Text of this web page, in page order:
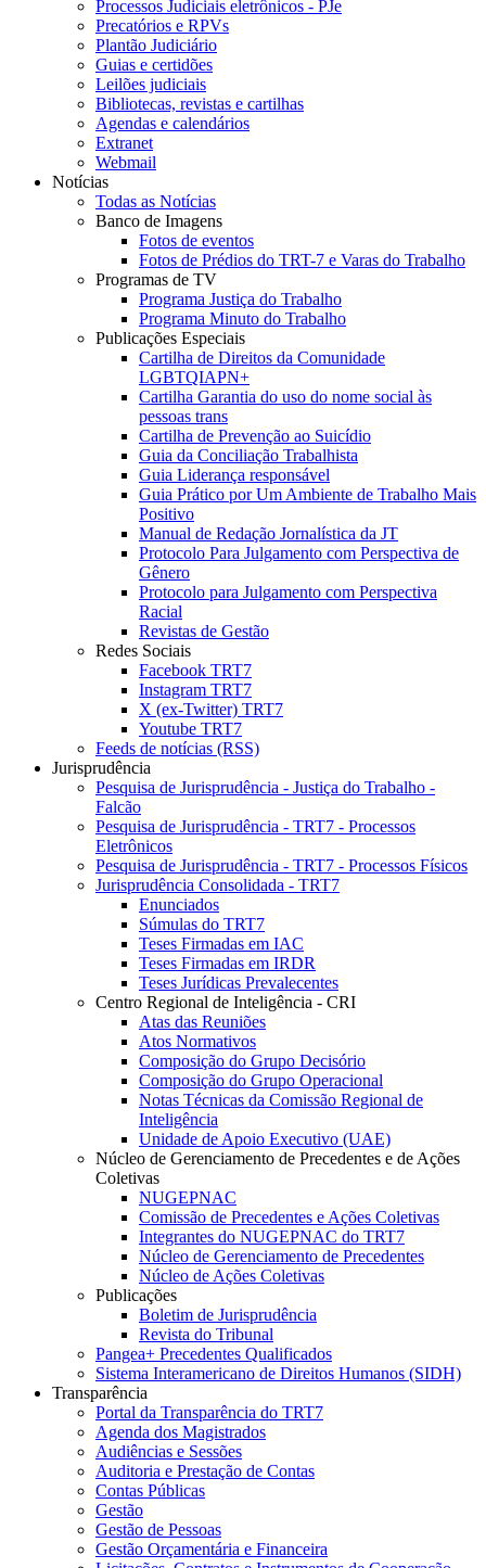
Processos Judiciais eletrônicos - PJe
Precatórios e RPVs
Plantão Judiciário
Guias e certidões
Leilões judiciais
Bibliotecas, revistas e cartilhas
Agendas e calendários
Extranet
Webmail
Notícias
Todas as Notícias
Banco de Imagens
Fotos de eventos
Fotos de Prédios do TRT-7 e Varas do Trabalho
Programas de TV
Programa Justiça do Trabalho
Programa Minuto do Trabalho
Publicações Especiais
Cartilha de Direitos da Comunidade
LGBTQIAPN+
Cartilha Garantia do uso do nome social às
pessoas trans
Cartilha de Prevenção ao Suicídio
Guia da Conciliação Trabalhista
Guia Liderança responsável
Guia Prático por Um Ambiente de Trabalho Mais
Positivo
Manual de Redação Jornalística da JT
Protocolo Para Julgamento com Perspectiva de
Gênero
Protocolo para Julgamento com Perspectiva
Racial
Revistas de Gestão
Redes Sociais
Facebook TRT7
Instagram TRT7
X (ex-Twitter) TRT7
Youtube TRT7
Feeds de notícias (RSS)
Jurisprudência
Pesquisa de Jurisprudência - Justiça do Trabalho -
Falcão
Pesquisa de Jurisprudência - TRT7 - Processos
Eletrônicos
Pesquisa de Jurisprudência - TRT7 - Processos Físicos
Jurisprudência Consolidada - TRT7
Enunciados
Súmulas do TRT7
Teses Firmadas em IAC
Teses Firmadas em IRDR
Teses Jurídicas Prevalecentes
Centro Regional de Inteligência - CRI
Atas das Reuniões
Atos Normativos
Composição do Grupo Decisório
Composição do Grupo Operacional
Notas Técnicas da Comissão Regional de
Inteligência
Unidade de Apoio Executivo (UAE)
Núcleo de Gerenciamento de Precedentes e de Ações
Coletivas
NUGEPNAC
Comissão de Precedentes e Ações Coletivas
Integrantes do NUGEPNAC do TRT7
Núcleo de Gerenciamento de Precedentes
Núcleo de Ações Coletivas
Publicações
Boletim de Jurisprudência
Revista do Tribunal
Pangea+ Precedentes Qualificados
Sistema Interamericano de Direitos Humanos (SIDH)
Transparência
Portal da Transparência do TRT7
Agenda dos Magistrados
Audiências e Sessões
Auditoria e Prestação de Contas
Contas Públicas
Gestão
Gestão de Pessoas
Gestão Orçamentária e Financeira